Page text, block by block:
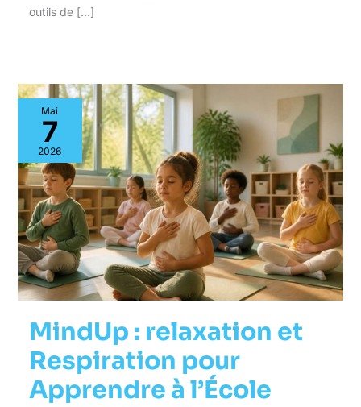
outils de […]
Mai
7
2026
MindUp : relaxation et
Respiration pour
Apprendre à l’École